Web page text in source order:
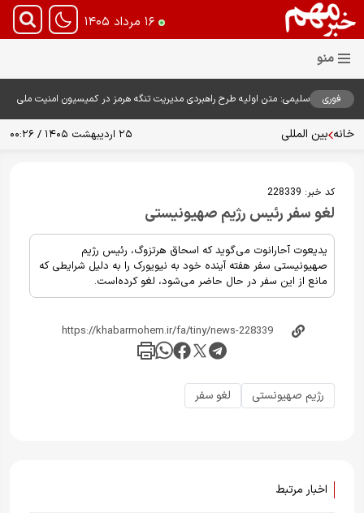
۱۶ مرداد ۱۴۰۵
فوری
سلیمی: متن اولیه طرح راهبردی مدیریت تنگه هرمز در کمیسیون امنیت ملی
خانه بین المللی ۲۵ اردیبهشت ۱۴۰۵ / ۰۰:۲۶
کد خبر: 228339
لغو سفر رئیس رژیم صهیونیستی
یدیعوت آحارانوت می‌گوید که اسحاق هرتزوگ، رئیس رژیم
صهیونیستی سفر هفته آینده خود به نیویورک را به دلیل شرایطی که
مانع از این سفر در حال حاضر می‌شود، لغو کرده‌است.
رژیم صهیونستی لغو سفر
اخبار مرتبط